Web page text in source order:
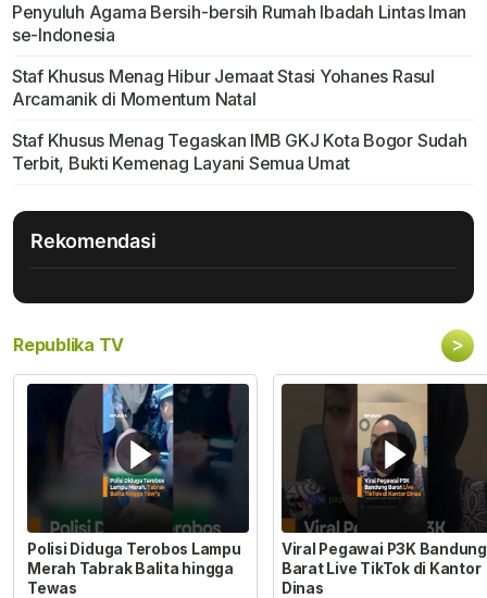
Penyuluh Agama Bersih-bersih Rumah Ibadah Lintas Iman
se-Indonesia
Staf Khusus Menag Hibur Jemaat Stasi Yohanes Rasul
Arcamanik di Momentum Natal
Staf Khusus Menag Tegaskan IMB GKJ Kota Bogor Sudah
Terbit, Bukti Kemenag Layani Semua Umat
Rekomendasi
Republika TV >
Polisi Diduga Terobos Lampu
Merah Tabrak Balita hingga
Tewas
Viral Pegawai P3K Bandung
Barat Live TikTok di Kantor
Dinas